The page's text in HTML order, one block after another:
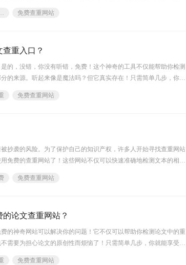
。无论你是学生、教师还是职场人士，这些免费的
免费使用 免费查重网站
重入口？
的，没错，你没有听错，免费！这个神奇的工具不仅能帮助你检测
的来源。听起来像是魔法吗？但它真实存在！只需简单几步，你就
免费查重网站
抄袭的风险。为了保护自己的知识产权，许多人开始寻找查重网站
免费的查重网站了！这些网站不仅可以快速准确地检测文本的相似
免费查重网站
论文查重网站？
的神奇网站可以解决你的问题！它不仅可以帮助你检测论文中的重
需要为担心论文的原创性而烦恼了！只需简单几步，你就能享受到
免费查重网站